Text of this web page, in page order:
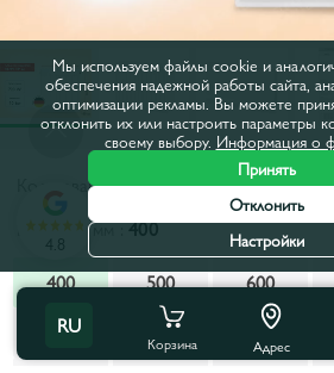
Код товара:KO220504
Ширина, мм :400
400
500 600
900
1000 1100
RU
Корзина Адрес
4.8
Мы используем файлы cookie и
обеспечения надежной работы сайта,
оптимизации рекламы. Вы можете
отклонить их или настроить параметры
своему выбору. Информация о
Принять
Отклонить
Настройки